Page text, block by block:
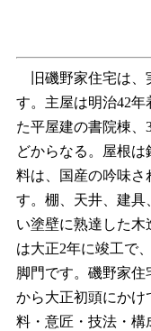
旧磯野家住宅は、
す。主屋は明治42年
た平屋建の書院棟、
どからなる。屋根
料は、国産の吟味さ
す。棚、天井、建具
い塗壁に熟達した木
は大正2年に竣工で
脚門です。磯野家住
から大正初頭にかけ
料・意匠・技法・構